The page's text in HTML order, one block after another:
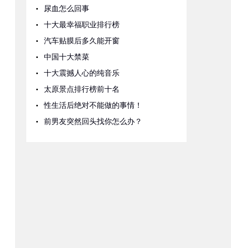
尿血怎么回事
十大最幸福职业排行榜
汽车贴膜后多久能开窗
中国十大禁菜
十大震撼人心的纯音乐
太原景点排行榜前十名
性生活后绝对不能做的事情！
前男友突然回头找你怎么办？